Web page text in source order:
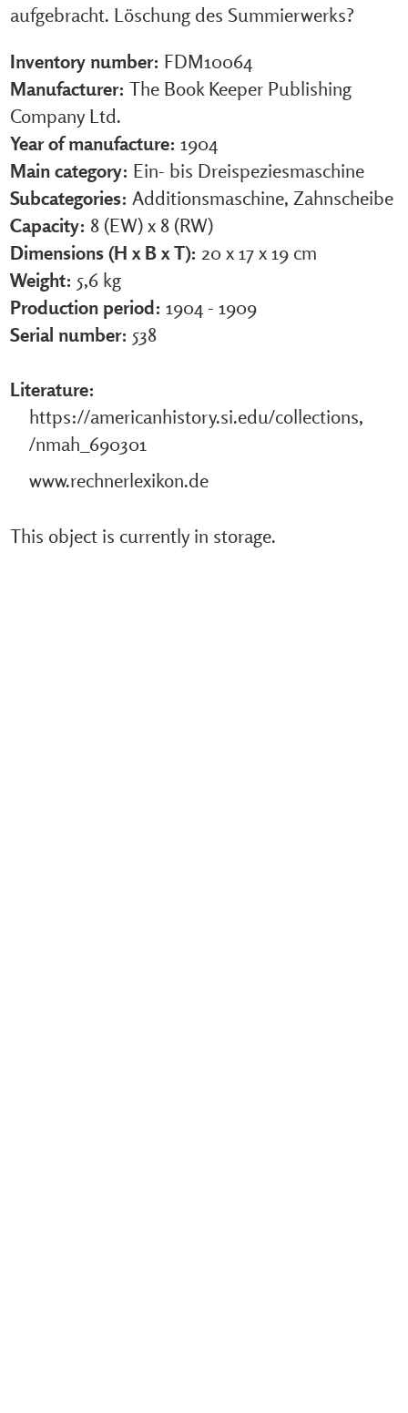
aufgebracht. Löschung des Summierwerks?
Inventory number: FDM10064
Manufacturer: The Book Keeper Publishing
Company Ltd.
Year of manufacture: 1904
Main category: Ein- bis Dreispeziesmaschine
Subcategories: Additionsmaschine, Zahnscheibe
Capacity: 8 (EW) x 8 (RW)
Dimensions (H x B x T): 20 x 17 x 19 cm
Weight: 5,6 kg
Production period: 1904 - 1909
Serial number: 538
Literature:
https://americanhistory.si.edu/collections,
/nmah_690301
www.rechnerlexikon.de
This object is currently in storage.